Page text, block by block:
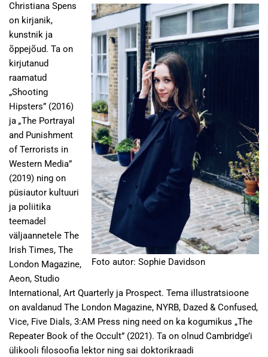
Foto autor: Sophie Davidson
Christiana Spens
on kirjanik,
kunstnik ja
õppejõud. Ta on
kirjutanud
raamatud
„Shooting
Hipsters” (2016)
ja „The Portrayal
and Punishment
of Terrorists in
Western Media”
(2019) ning on
püsiautor kultuuri
ja poliitika
teemadel
väljaannetele The
Irish Times, The
London Magazine,
Aeon, Studio
International, Art Quarterly ja Prospect. Tema illustratsioone
on avaldanud The London Magazine, NYRB, Dazed & Confused,
Vice, Five Dials, 3:AM Press ning need on ka kogumikus „The
Repeater Book of the Occult” (2021). Ta on olnud Cambridge’i
ülikooli filosoofia lektor ning sai doktorikraadi